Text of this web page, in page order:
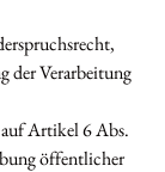
der Verarbeitung
Artikel 6 Abs.
öffentlicher